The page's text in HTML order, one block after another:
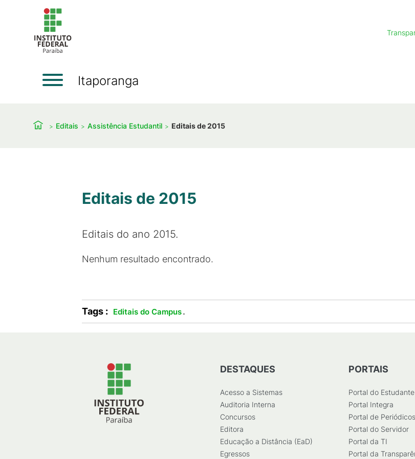
Itaporanga
Editais Assistência Estudantil Editais de 2015
Editais de 2015
Editais do ano 2015.
Nenhum resultado encontrado.
Tags : Editais do Campus.
DESTAQUES
Acesso a Sistemas
Auditoria Interna
Concursos
Editora
Educação a Distância (EaD)
Egressos
PORTAIS
Portal do Estudante
Portal Integra
Portal de Periódicos
Portal do Servidor
Portal da TI
Portal da